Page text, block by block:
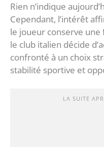
Rien n’indique
Cependant, l’intérêt
le joueur conserve une
le club italien décide
confronté à un choix
stabilité sportive et
LA SUITE